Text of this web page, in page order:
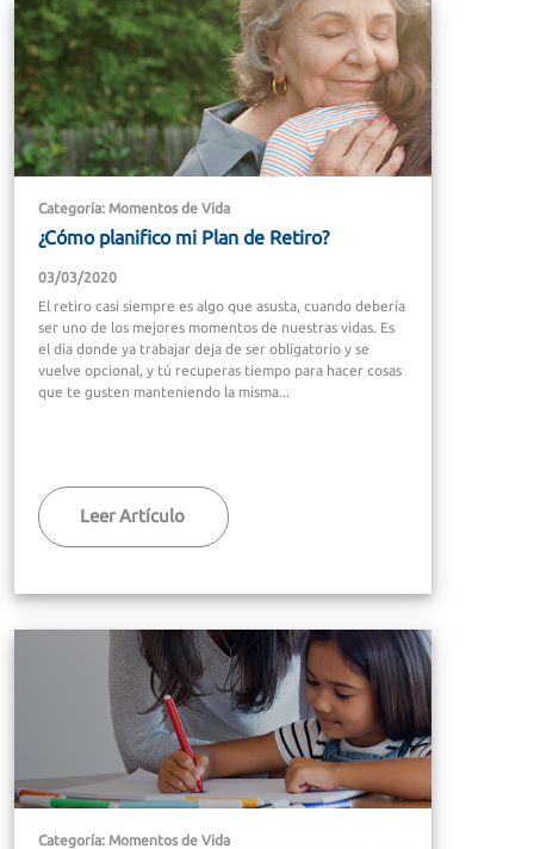
Categoría: Momentos de Vida
¿Cómo planifico mi Plan de Retiro?
03/03/2020
El retiro casi siempre es algo que asusta, cuando debería
ser uno de los mejores momentos de nuestras vidas. Es
el día donde ya trabajar deja de ser obligatorio y se
vuelve opcional, y tú recuperas tiempo para hacer cosas
que te gusten manteniendo la misma...
Leer Artículo
Categoría: Momentos de Vida